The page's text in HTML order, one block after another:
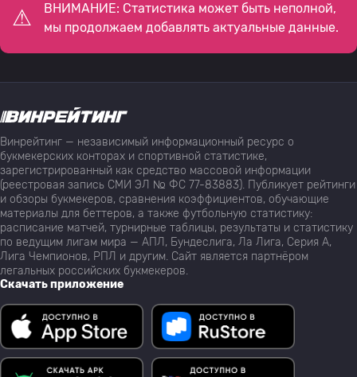
ВНИМАНИЕ: Статистика может быть неполной,
мы продолжаем добавлять актуальные данные.
Винрейтинг — независимый информационный ресурс о
букмекерских конторах и спортивной статистике,
зарегистрированный как средство массовой информации
(реестровая запись СМИ ЭЛ № ФС 77-83883). Публикует рейтинги
и обзоры букмекеров, сравнения коэффициентов, обучающие
материалы для беттеров, а также футбольную статистику:
расписание матчей, турнирные таблицы, результаты и статистику
по ведущим лигам мира — АПЛ, Бундеслига, Ла Лига, Серия А,
Лига Чемпионов, РПЛ и другим. Сайт является партнёром
легальных российских букмекеров.
Скачать приложение